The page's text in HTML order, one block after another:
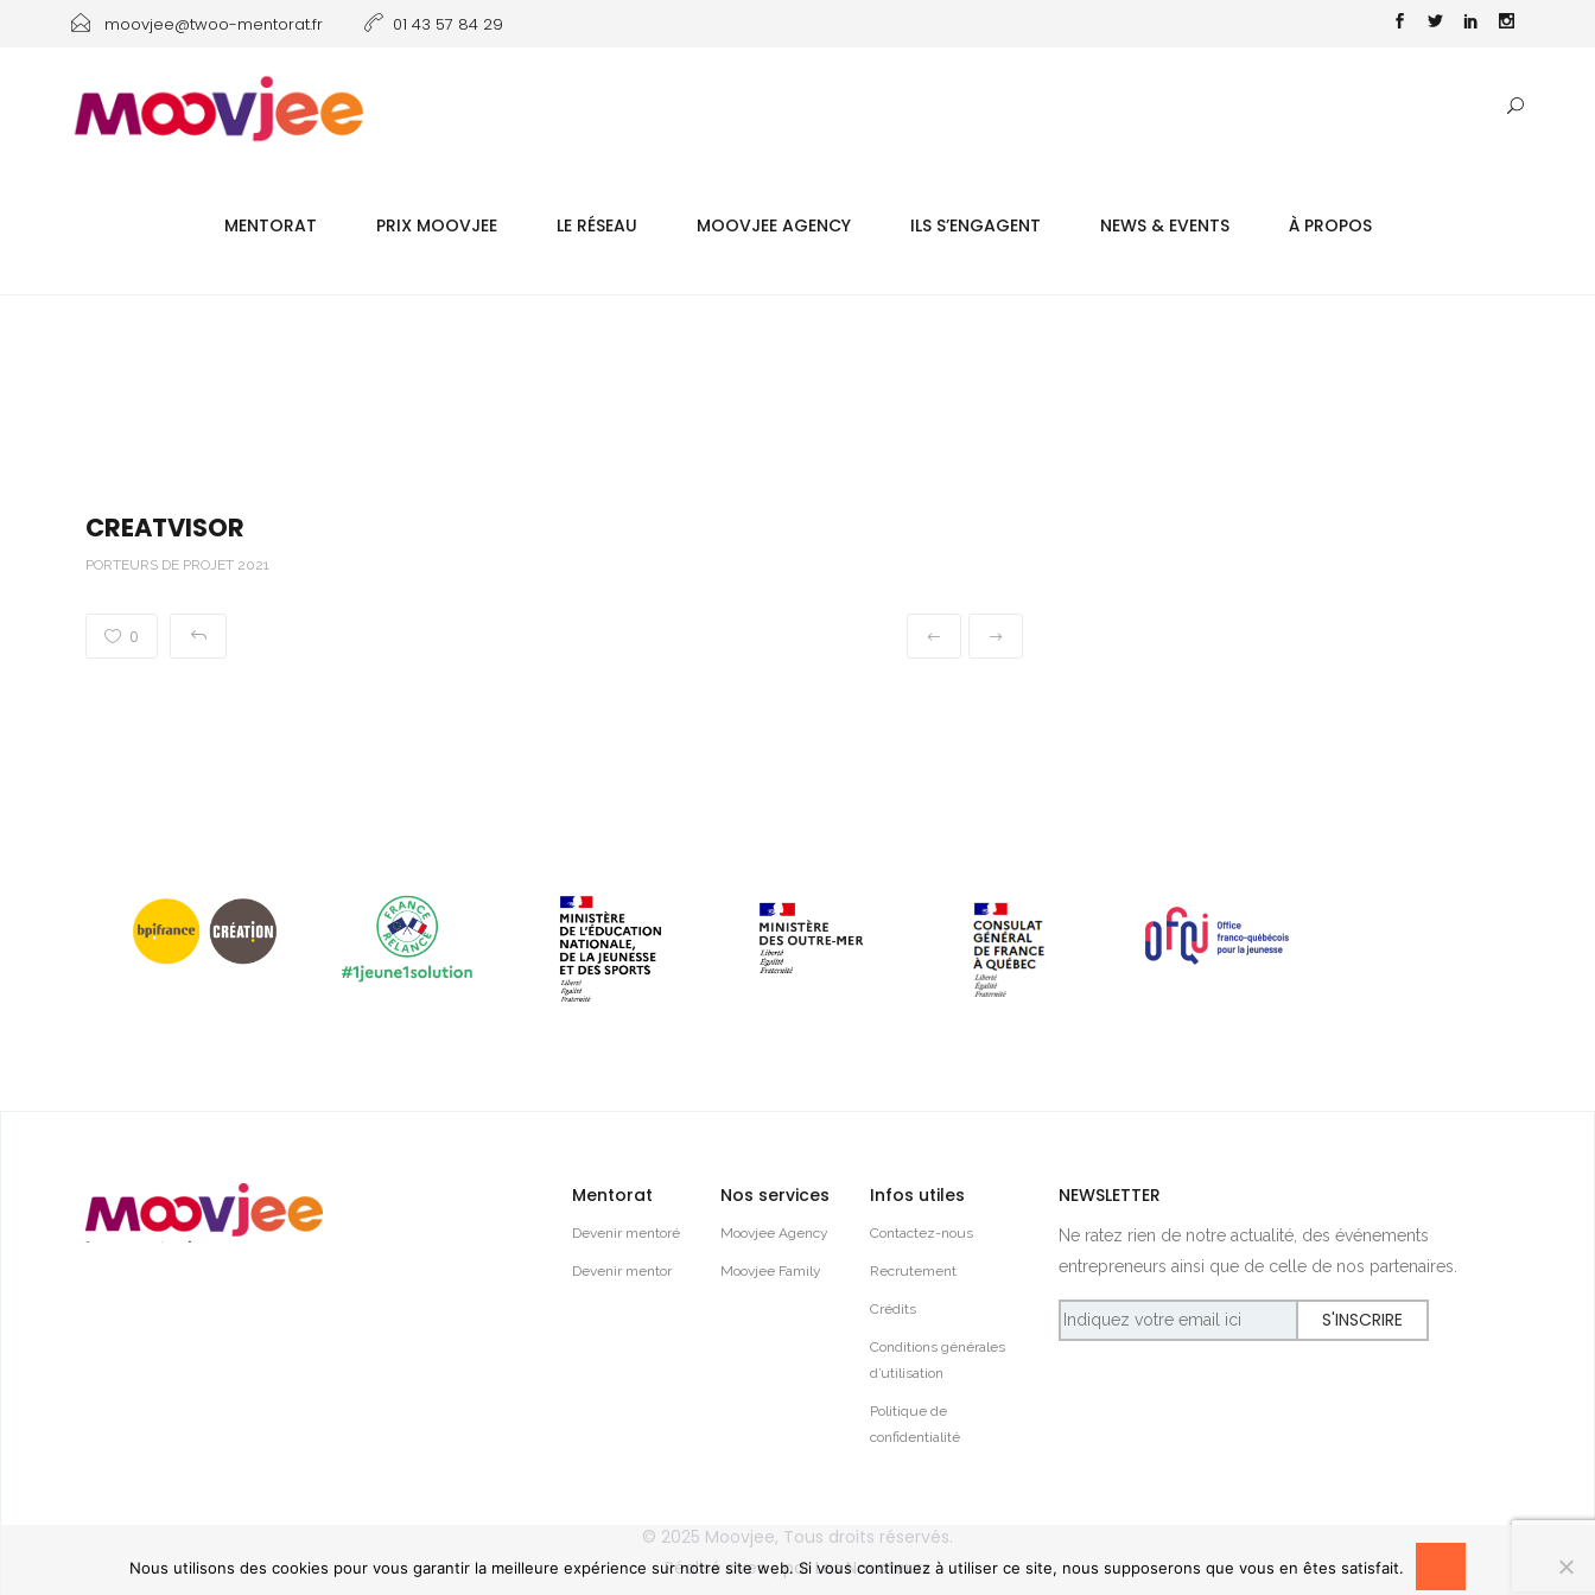
moovjee@twoo-mentorat.fr 01 43 57 84 29
MENTORAT PRIX MOOVJEE LE RÉSEAU MOOVJEE AGENCY ILS S’ENGAGENT NEWS & EVENTS À PROPOS
CREATVISOR
PORTEURS DE PROJET 2021
0
Mentorat
Devenir mentoré
Devenir mentor
Nos services
Moovjee Agency
Moovjee Family
Infos utiles
Contactez-nous
Recrutement
Crédits
Conditions générales
d’utilisation
Politique de
confidentialité
NEWSLETTER
Ne ratez rien de notre actualité, des événements
entrepreneurs ainsi que de celle de nos partenaires.
© 2025 Moovjee, Tous droits réservés.
Réalisé avec par Les Novateurs
Nous utilisons des cookies pour vous garantir la meilleure expérience sur notre site web. Si vous continuez à utiliser ce site, nous supposerons que vous en êtes satisfait.